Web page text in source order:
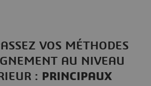
VOS MÉTHODES
AU NIVEAU
: PRINCIPAUX